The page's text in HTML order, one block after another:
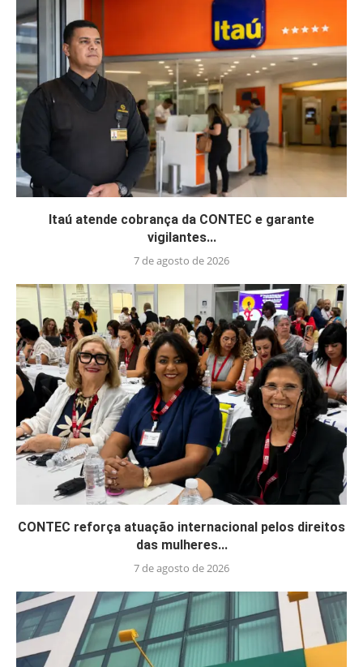
Itaú atende cobrança da CONTEC e garante
vigilantes...
7 de agosto de 2026
CONTEC reforça atuação internacional pelos direitos
das mulheres...
7 de agosto de 2026